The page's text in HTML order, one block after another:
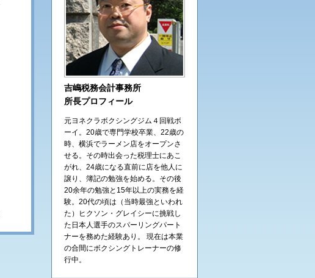
吉嶋税務会計事務所
所長プロフィール
元ヨネクラボクシングジム４回戦ボ
ーイ。20歳で専門学校卒業、22歳の
時、横浜でラーメン店をオープンさ
せる。その時出会った税理士にあこ
がれ、24歳になる直前に店を他人に
譲り、簿記の勉強を始める。その後
20余年の勉強と15年以上の実務を経
験。20代の頃は（当時最強といわれ
た）ヒクソン・グレイシーに挑戦し
た日本人選手のスパーリングパート
ナーを務めた経験あり。 現在は本業
の合間にボクシングトレーナーの修
行中。